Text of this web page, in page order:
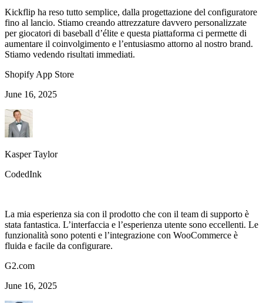
Kickflip ha reso tutto semplice, dalla progettazione del configuratore
fino al lancio. Stiamo creando attrezzature davvero personalizzate
per giocatori di baseball d’élite e questa piattaforma ci permette di
aumentare il coinvolgimento e l’entusiasmo attorno al nostro brand.
Stiamo vedendo risultati immediati.
Shopify App Store
June 16, 2025
Kasper Taylor
CodedInk
La mia esperienza sia con il prodotto che con il team di supporto è
stata fantastica. L’interfaccia e l’esperienza utente sono eccellenti. Le
funzionalità sono potenti e l’integrazione con WooCommerce è
fluida e facile da configurare.
G2.com
June 16, 2025